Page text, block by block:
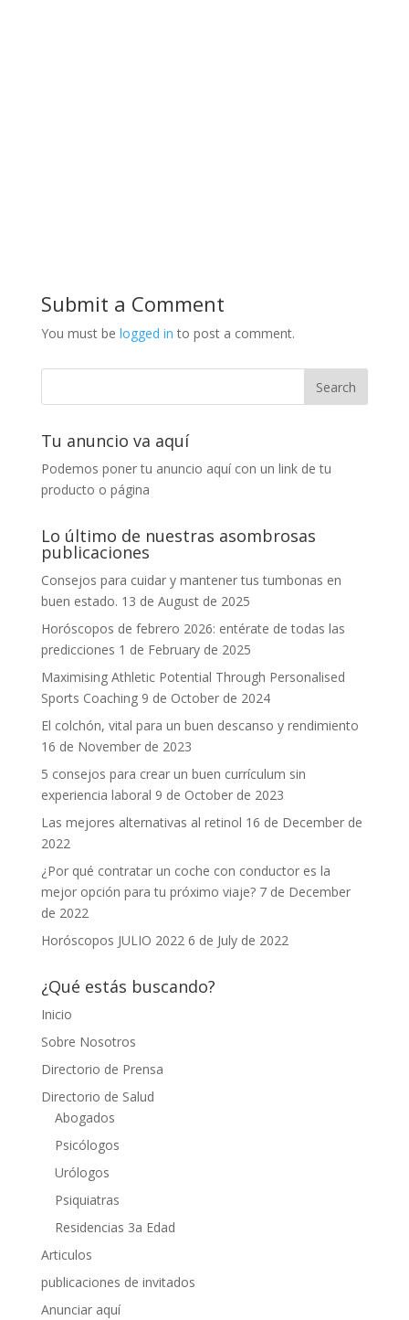
Submit a Comment
You must be logged in to post a comment.
Tu anuncio va aquí
Podemos poner tu anuncio aquí con un link de tu
producto o página
Lo último de nuestras asombrosas
publicaciones
Consejos para cuidar y mantener tus tumbonas en
buen estado. 13 de August de 2025
Horóscopos de febrero 2026: entérate de todas las
predicciones 1 de February de 2025
Maximising Athletic Potential Through Personalised
Sports Coaching 9 de October de 2024
El colchón, vital para un buen descanso y rendimiento
16 de November de 2023
5 consejos para crear un buen currículum sin
experiencia laboral 9 de October de 2023
Las mejores alternativas al retinol 16 de December de
2022
¿Por qué contratar un coche con conductor es la
mejor opción para tu próximo viaje? 7 de December
de 2022
Horóscopos JULIO 2022 6 de July de 2022
¿Qué estás buscando?
Inicio
Sobre Nosotros
Directorio de Prensa
Directorio de Salud
Abogados
Psicólogos
Urólogos
Psiquiatras
Residencias 3a Edad
Articulos
publicaciones de invitados
Anunciar aquí